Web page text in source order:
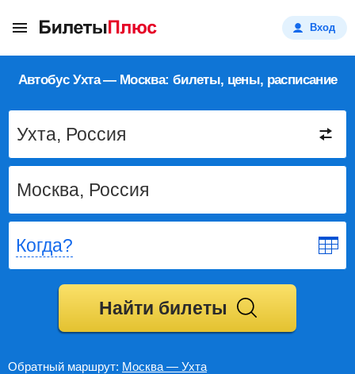
Вход
Автобус Ухта — Москва: билеты, цены, расписание
Когда?
Найти билеты
Обратный маршрут: Москва — Ухта